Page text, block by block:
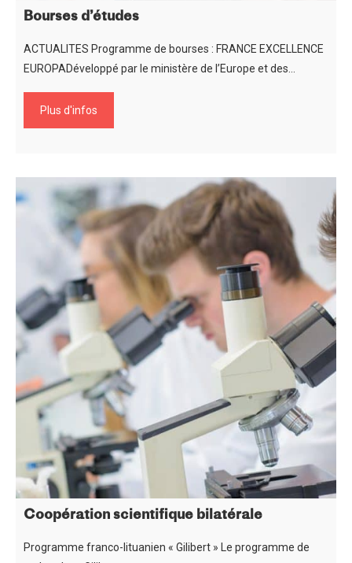
Bourses d’études
ACTUALITES Programme de bourses : FRANCE EXCELLENCE
EUROPADéveloppé par le ministère de l’Europe et des…
Plus d'infos
Coopération scientifique bilatérale
Programme franco-lituanien « Gilibert » Le programme de